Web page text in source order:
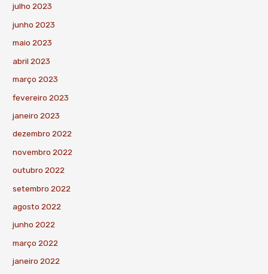
julho 2023
junho 2023
maio 2023
abril 2023
março 2023
fevereiro 2023
janeiro 2023
dezembro 2022
novembro 2022
outubro 2022
setembro 2022
agosto 2022
junho 2022
março 2022
janeiro 2022